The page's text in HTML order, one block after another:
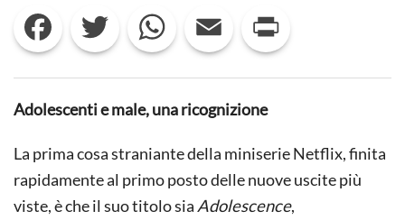
UNA
RECENSIONE
DI
Facebook Twitter WhatsApp Email
Adolescenti e male, una ricognizione
La prima cosa straniante della miniserie Netflix, finita
rapidamente al primo posto delle nuove uscite più
viste, è che il suo titolo sia Adolescence,